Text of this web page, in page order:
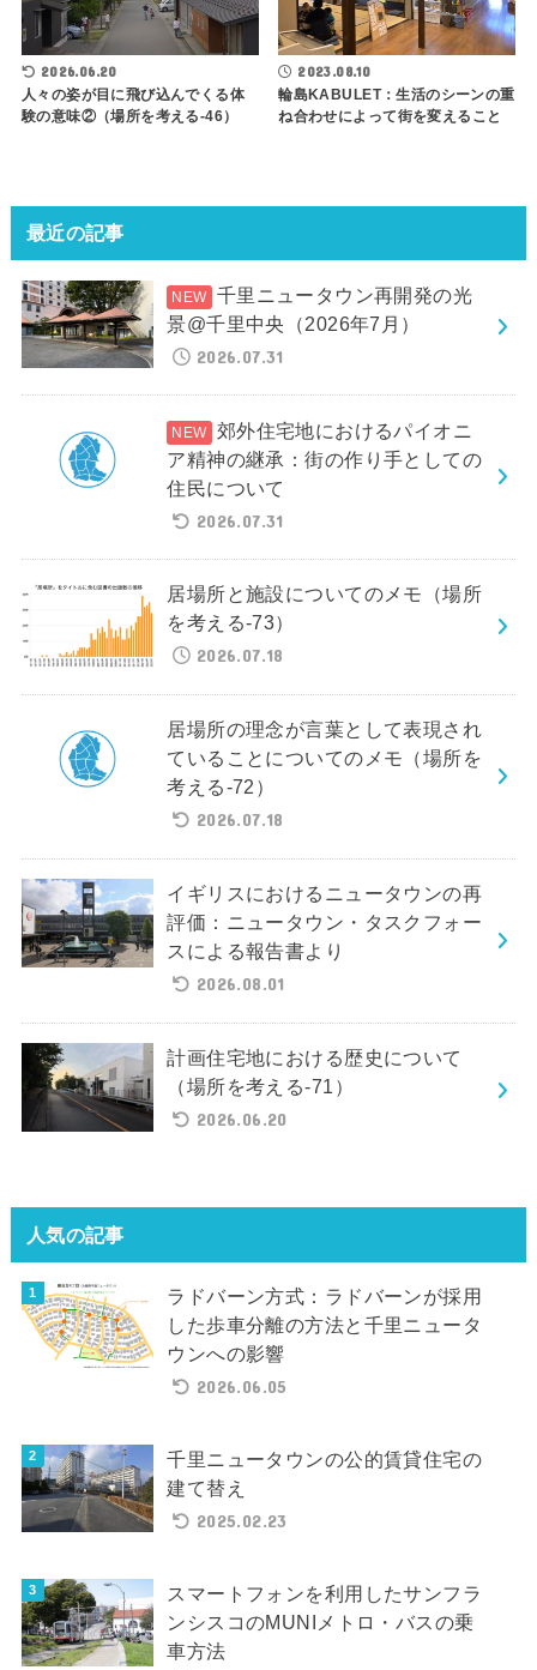
2026.06.20
人々の姿が目に飛び込んでくる体
験の意味②（場所を考える-46）
2023.08.10
輪島KABULET：生活のシーンの重
ね合わせによって街を変えること
最近の記事
千里ニュータウン再開発の光
景@千里中央（2026年7月）
2026.07.31
郊外住宅地におけるパイオニ
ア精神の継承：街の作り手としての
住民について
2026.07.31
居場所と施設についてのメモ（場所
を考える-73）
2026.07.18
居場所の理念が言葉として表現され
ていることについてのメモ（場所を
考える-72）
2026.07.18
イギリスにおけるニュータウンの再
評価：ニュータウン・タスクフォー
スによる報告書より
2026.08.01
計画住宅地における歴史について
（場所を考える-71）
2026.06.20
人気の記事
ラドバーン方式：ラドバーンが採用
した歩車分離の方法と千里ニュータ
ウンへの影響
2026.06.05
千里ニュータウンの公的賃貸住宅の
建て替え
2025.02.23
スマートフォンを利用したサンフラ
ンシスコのMUNIメトロ・バスの乗
車方法